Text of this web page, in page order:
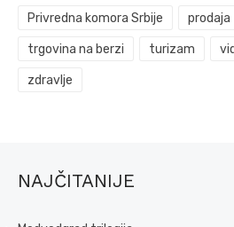
Privredna komora Srbije prodaja
trgovina na berzi turizam
zdravlje
NAJČITANIJE